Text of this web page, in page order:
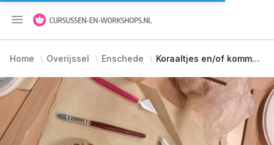
Menu openen
Home Overijssel Enschede Koraaltjes en/of kommetjes van porselein